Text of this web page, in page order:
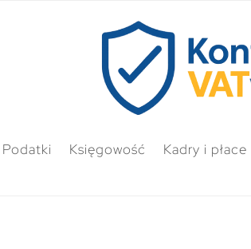
Podatki Księgowość Kadry i płace